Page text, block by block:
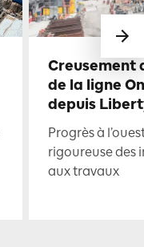
Creusement
de la ligne
depuis
Progrès à
rigoureuse des
aux travaux